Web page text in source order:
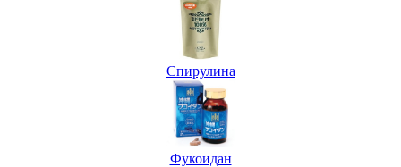
Спирулина
Фукоидан